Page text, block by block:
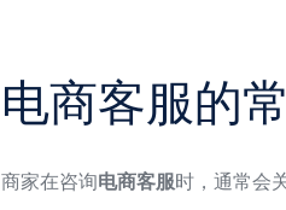
电商客服的
商家在咨询电商客服时，通常会